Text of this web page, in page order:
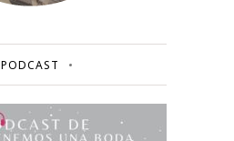
PODCAST